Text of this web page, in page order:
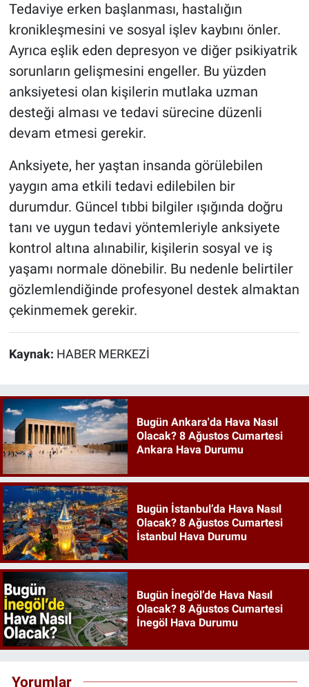
Tedaviye erken başlanması, hastalığın
kronikleşmesini ve sosyal işlev kaybını önler.
Ayrıca eşlik eden depresyon ve diğer psikiyatrik
sorunların gelişmesini engeller. Bu yüzden
anksiyetesi olan kişilerin mutlaka uzman
desteği alması ve tedavi sürecine düzenli
devam etmesi gerekir.
Anksiyete, her yaştan insanda görülebilen
yaygın ama etkili tedavi edilebilen bir
durumdur. Güncel tıbbi bilgiler ışığında doğru
tanı ve uygun tedavi yöntemleriyle anksiyete
kontrol altına alınabilir, kişilerin sosyal ve iş
yaşamı normale dönebilir. Bu nedenle belirtiler
gözlemlendiğinde profesyonel destek almaktan
çekinmemek gerekir.
Kaynak: HABER MERKEZİ
Bugün Ankara'da Hava Nasıl
Olacak? 8 Ağustos Cumartesi
Ankara Hava Durumu
Bugün İstanbul’da Hava Nasıl
Olacak? 8 Ağustos Cumartesi
İstanbul Hava Durumu
Bugün İnegöl’de Hava Nasıl
Olacak? 8 Ağustos Cumartesi
İnegöl Hava Durumu
Yorumlar